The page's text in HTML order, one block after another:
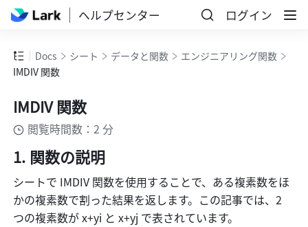
ヘルプセンター ログイン
Docs シート データと関数
エンジニアリング関数
IMDIV 関数
IMDIV 関数
閲覧時間数：2 分
関数の説明
シートで IMDIV 関数を使用することで、ある複素数をほ
かの複素数で割った結果を返します。この記事では、2
つの複素数が x+yi と x+yj で表されています。